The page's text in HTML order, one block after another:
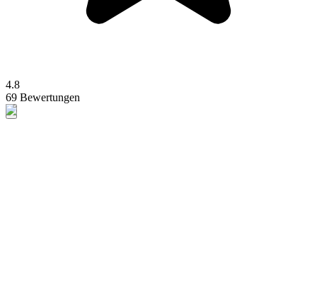
4.8
69 Bewertungen